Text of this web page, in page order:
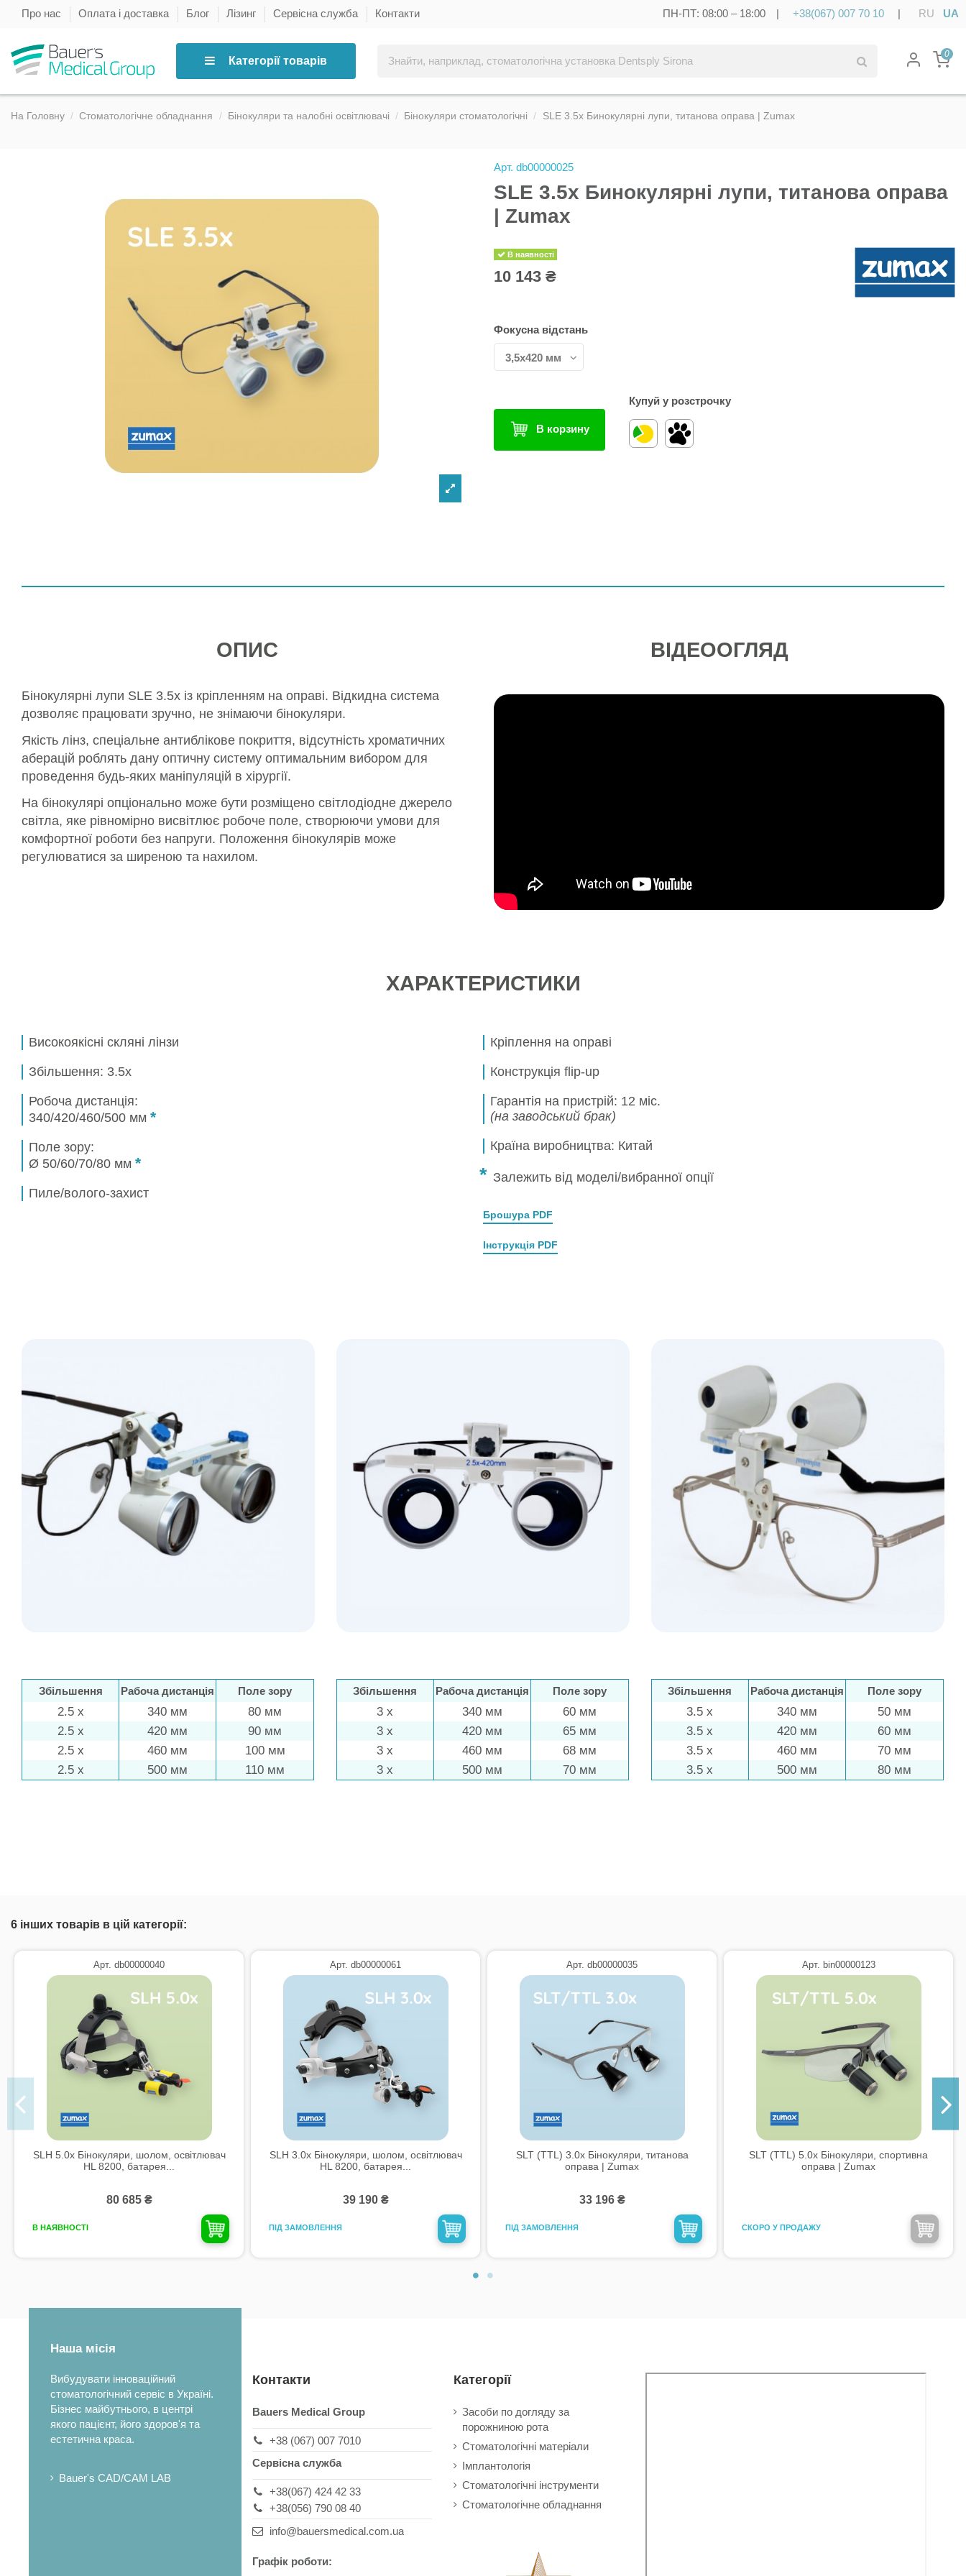
Про нас Оплата і доставка Блог Лізинг Сервісна служба Контакти ПН-ПТ: 08:00 – 18:00 | +38(067) 007 70 10 | RU UA
Категорії товарів
0
На Головну Стоматологічне обладнання Бінокуляри та налобні освітлювачі Бінокуляри стоматологічні SLE 3.5x Бинокулярні лупи, титанова оправа | Zumax
Арт. db00000025
SLE 3.5x Бинокулярні лупи, титанова оправа
| Zumax
В наявності
10 143 ₴
Фокусна відстань
В корзину
Купуй у розстрочку
ОПИС
Бінокулярні лупи SLE 3.5x із кріпленням на оправі. Відкидна система
дозволяє працювати зручно, не знімаючи бінокуляри.
Якість лінз, спеціальне антиблікове покриття, відсутність хроматичних
аберацій роблять дану оптичну систему оптимальним вибором для
проведення будь-яких маніпуляцій в хірургії.
На бінокулярі опціонально може бути розміщено світлодіодне джерело
світла, яке рівномірно висвітлює робоче поле, створюючи умови для
комфортної роботи без напруги. Положення бінокулярів може
регулюватися за ширеною та нахилом.
ВІДЕООГЛЯД
ХАРАКТЕРИСТИКИ
Високоякісні скляні лінзи
Збільшення: 3.5x
Робоча дистанція:
340/420/460/500 мм *
Поле зору:
Ø 50/60/70/80 мм *
Пиле/волого-захист
Кріплення на оправі
Конструкція flip-up
Гарантія на пристрій: 12 міс.
(на заводський брак)
Країна виробництва: Китай
* Залежить від моделі/вибранної опції
Брошура PDF
Інструкція PDF
Збільшення Рабоча дистанція Поле зору
2.5 x 340 мм
80 мм
2.5 x
420 мм
90 мм
2.5 x
460 мм
100 мм
2.5 x
500 мм 110 мм
Збільшення Рабоча дистанція Поле зору
3 x 340 мм
60 мм
3 x
420 мм
65 мм
3 x
460 мм
68 мм
3 x
500 мм 70 мм
Збільшення Рабоча дистанція Поле зору
3.5 x 340 мм
50 мм
3.5 x
420 мм
60 мм
3.5 x
460 мм
70 мм
3.5 x
500 мм 80 мм
6 інших товарів в цій категорії:
Арт. db00000040
SLH 5.0x Бінокуляри, шолом, освітлювач
HL 8200, батарея...
80 685 ₴
В НАЯВНОСТІ
Арт. db00000061
SLH 3.0x Бінокуляри, шолом, освітлювач
HL 8200, батарея...
39 190 ₴
ПІД ЗАМОВЛЕННЯ
Арт. db00000035
SLT (TTL) 3.0x Бінокуляри, титанова
оправа | Zumax
33 196 ₴
ПІД ЗАМОВЛЕННЯ
Арт. bin00000123
SLT (TTL) 5.0x Бінокуляри, спортивна
оправа | Zumax
CКОРО У ПРОДАЖУ
Наша місія
Вибудувати інноваційний
стоматологічний сервіс в Україні.
Бізнес майбутнього, в центрі
якого пацієнт, його здоров'я та
естетична краса.
Bauer's CAD/CAM LAB
Контакти
Bauers Medical Group
+38 (067) 007 7010
Сервісна служба
+38(067) 424 42 33
+38(056) 790 08 40
info@bauersmedical.com.ua
Графік роботи:
Категорії
Засоби по догляду за
порожниною рота
Стоматологічні матеріали
Імплантологія
Стоматологічні інструменти
Стоматологічне обладнання